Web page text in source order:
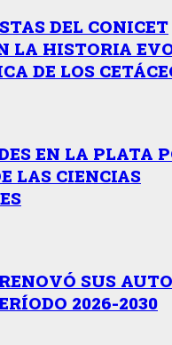
DEL CONICET
LA HISTORIA
DE LOS
EN LA PLATA
LAS CIENCIAS
SUS
2026-2030